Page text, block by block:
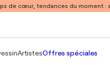
de cœur, tendances du moment :
ArtistesOffres spéciales